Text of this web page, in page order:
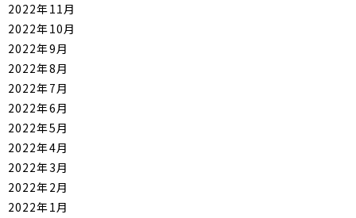
2022年11月
2022年10月
2022年9月
2022年8月
2022年7月
2022年6月
2022年5月
2022年4月
2022年3月
2022年2月
2022年1月